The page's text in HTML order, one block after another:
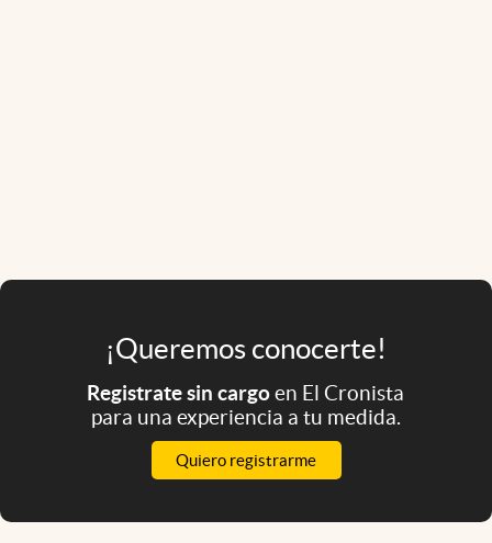
¡Queremos conocerte!
Registrate sin cargoen El Cronista
para una experiencia a tu medida.
Quiero registrarme